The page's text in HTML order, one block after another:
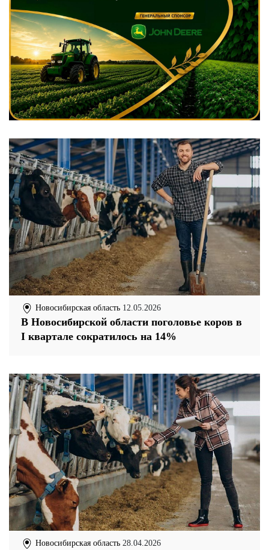
Новосибирская область 12.05.2026
В Новосибирской области поголовье коров в
I квартале сократилось на 14%
Новосибирская область 28.04.2026